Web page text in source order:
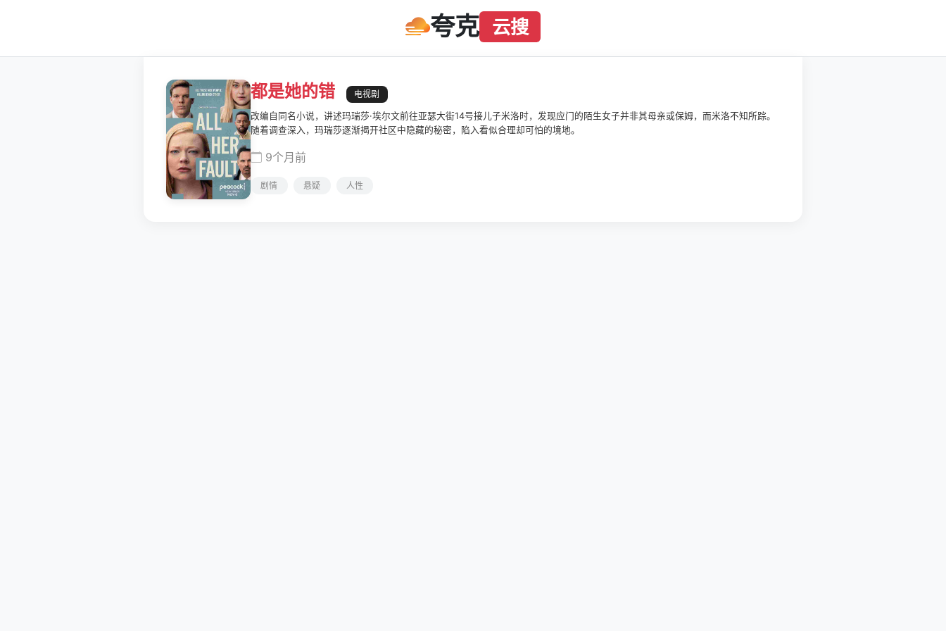
夸克 云搜
都是她的错 电视剧
改编自同名小说，讲述玛瑞莎·埃尔文前往亚瑟大街14号接儿子米洛时，发现应门的陌生女子并非其母亲或保姆，而米洛不知所踪。
随着调查深入，玛瑞莎逐渐揭开社区中隐藏的秘密，陷入看似合理却可怕的境地。
9个月前
剧情 悬疑 人性